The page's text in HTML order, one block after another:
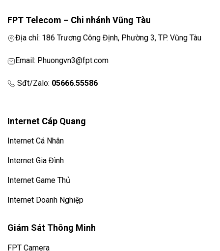
FPT Telecom – Chi nhánh Vũng Tàu
Địa chỉ: 186 Trương Công Định, Phường 3, TP. Vũng Tàu
Email: Phuongvn3@fpt.com
Sđt/Zalo: 05666.55586
Internet Cáp Quang
Internet Cá Nhân
Internet Gia Đình
Internet Game Thủ
Internet Doanh Nghiệp
Giám Sát Thông Minh
FPT Camera